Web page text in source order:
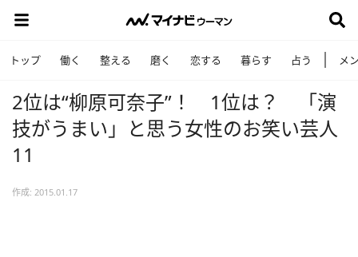
トップ 働く 整える 磨く 恋する 暮らす 占う メ
2位は“柳原可奈子”！ 1位は？ 「演
技がうまい」と思う女性のお笑い芸人
11
作成: 2015.01.17